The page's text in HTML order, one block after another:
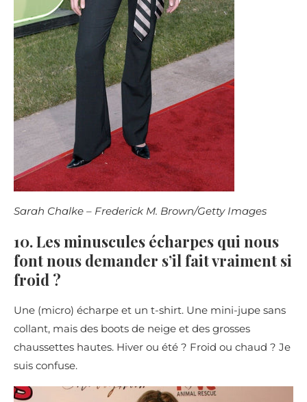
Sarah Chalke – Frederick M. Brown/Getty Images
10. Les minuscules écharpes qui nous
font nous demander s’il fait vraiment si
froid ?
Une (micro) écharpe et un t-shirt. Une mini-jupe sans
collant, mais des boots de neige et des grosses
chaussettes hautes. Hiver ou été ? Froid ou chaud ? Je
suis confuse.